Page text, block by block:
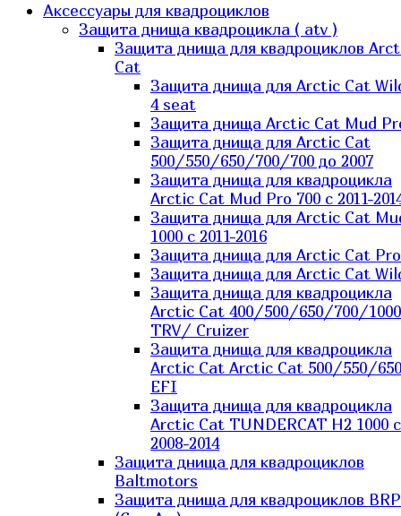
Аксессуары для квадроциклов
Защита днища квадроцикла ( atv )
Защита днища для квадроциклов
Cat
Защита днища для Arctic Cat
4 seat
Защита днища Arctic Cat Mud
Защита днища для Arctic Cat
500/550/650/700/700 до 2007
Защита днища для квадроцикла
Arctic Cat Mud Pro 700 с 2011-
Защита днища для Arctic Cat
1000 c 2011-2016
Защита днища для Arctic Cat
Защита днища для Arctic Cat
Защита днища для квадроцикла
Arctic Cat 400/500/650/700/1000
TRV/ Cruizer
Защита днища для квадроцикла
Arctic Cat Arctic Cat 500/550/
EFI
Защита днища для квадроцикла
Arctic Cat TUNDERCAT H2 1000 c
2008-2014
Защита днища для квадроциклов
Baltmotors
Защита днища для квадроциклов BRP